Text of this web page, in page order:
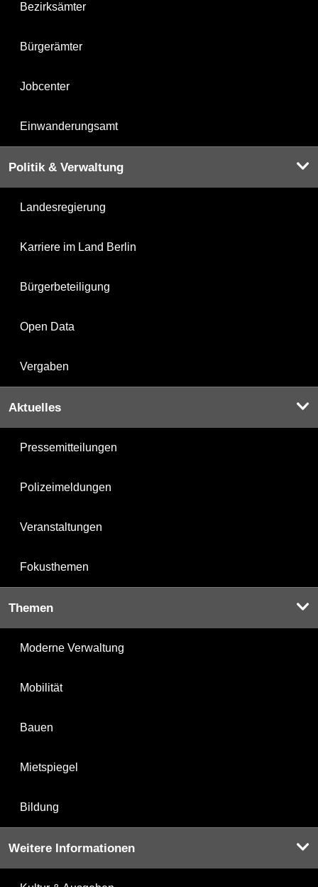
Bezirksämter
Bürgerämter
Jobcenter
Einwanderungsamt
Politik & Verwaltung
Landesregierung
Karriere im Land Berlin
Bürgerbeteiligung
Open Data
Vergaben
Aktuelles
Pressemitteilungen
Polizeimeldungen
Veranstaltungen
Fokusthemen
Themen
Moderne Verwaltung
Mobilität
Bauen
Mietspiegel
Bildung
Weitere Informationen